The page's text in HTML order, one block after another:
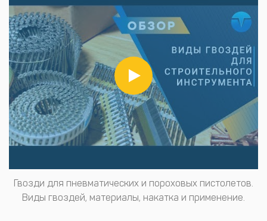
Гвозди для пневматических и пороховых пистолетов.
Виды гвоздей, материалы, накатка и применение.